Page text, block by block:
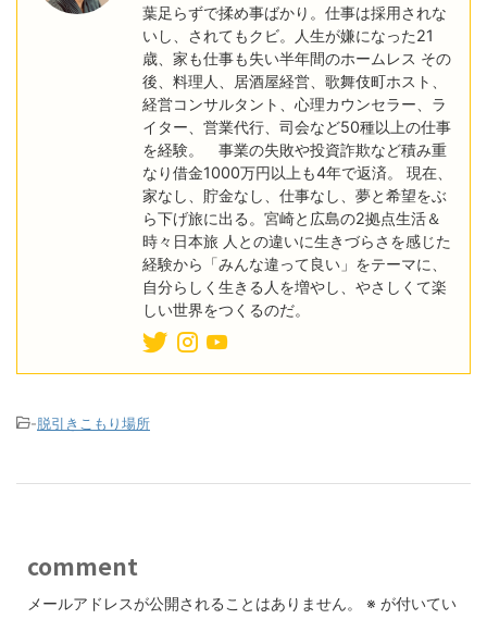
葉足らずで揉め事ばかり。仕事は採用されな
いし、されてもクビ。人生が嫌になった21
歳、家も仕事も失い半年間のホームレス その
後、料理人、居酒屋経営、歌舞伎町ホスト、
経営コンサルタント、心理カウンセラー、ラ
イター、営業代行、司会など50種以上の仕事
を経験。 事業の失敗や投資詐欺など積み重
なり借金1000万円以上も4年で返済。 現在、
家なし、貯金なし、仕事なし、夢と希望をぶ
ら下げ旅に出る。宮崎と広島の2拠点生活＆
時々日本旅 人との違いに生きづらさを感じた
経験から「みんな違って良い」をテーマに、
自分らしく生きる人を増やし、やさしくて楽
しい世界をつくるのだ。
-脱引きこもり場所
comment
メールアドレスが公開されることはありません。 ※ が付いてい